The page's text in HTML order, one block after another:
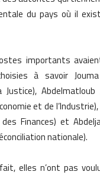
du pays où il
importants
à savoir
Abdelmatloub
et de
Finances) et
nationale).
elles n’ont pas